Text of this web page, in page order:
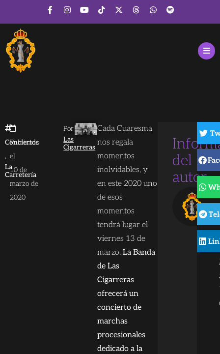
Conciertos
,
La
Carretería
Publicado
el
10 de
marzo de
2020
Por
Las
Cigarreras
Cada Cuaresma
nos regala
momentos
inolvidables, y
en este 2020 uno
de esos
momentos
tendrá lugar el
viernes 13 de
marzo. La Banda
de Las
Cigarreras
ofrecerá un
concierto de
marchas
procesionales
dedicado a la
del
autor